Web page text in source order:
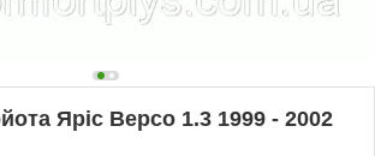
Яріс Версо 1.3 1999 - 2002